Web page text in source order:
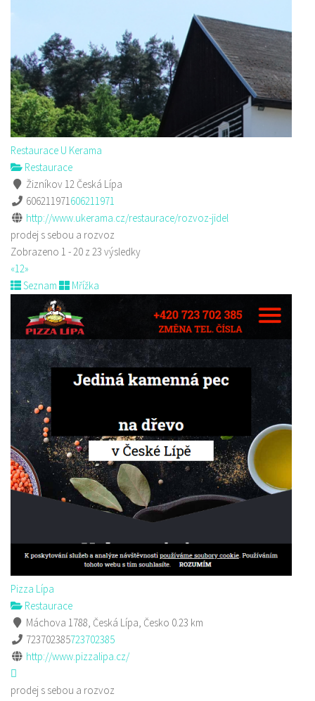
Restaurace U Kerama
Restaurace
Žizníkov 12 Česká Lípa
606211971606211971
http://www.ukerama.cz/restaurace/rozvoz-jidel
prodej s sebou a rozvoz
Zobrazeno 1 - 20 z 23 výsledky
«12»
Seznam
Mřížka
Pizza Lípa
Restaurace
Máchova 1788, Česká Lípa, Česko 0.23 km
723702385723702385
http://www.pizzalipa.cz/
prodej s sebou a rozvoz